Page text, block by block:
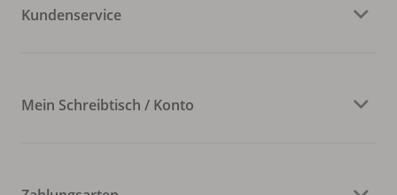
Kundenservice
Mein Schreibtisch / Konto